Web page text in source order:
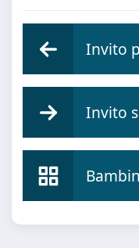
Invito
Invito